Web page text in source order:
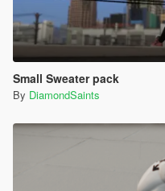
Small Sweater pack
By DiamondSaints